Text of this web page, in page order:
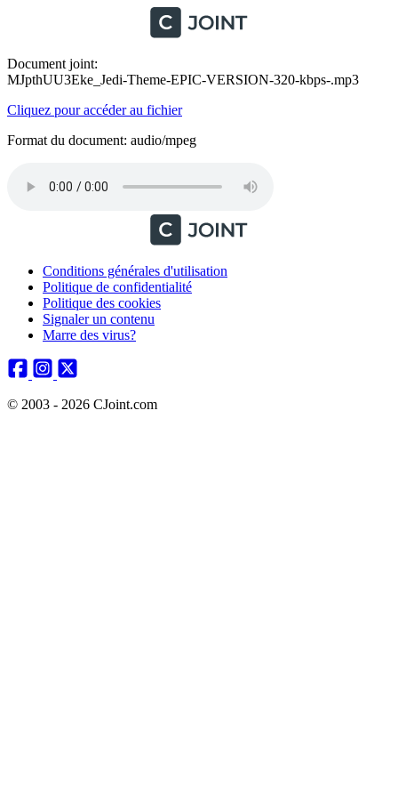
Document joint:
MJpthUU3Eke_Jedi-Theme-EPIC-VERSION-320-kbps-.mp3
Cliquez pour accéder au fichier
Format du document: audio/mpeg
Conditions générales d'utilisation
Politique de confidentialité
Politique des cookies
Signaler un contenu
Marre des virus?
© 2003 - 2026 CJoint.com